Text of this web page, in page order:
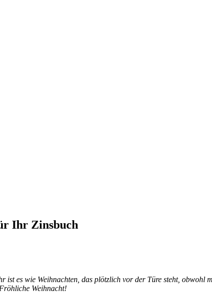
Ihr Zinsbuch
ist es wie Weihnachten, das plötzlich vor der Türe steht, obwohl
Weihnacht!